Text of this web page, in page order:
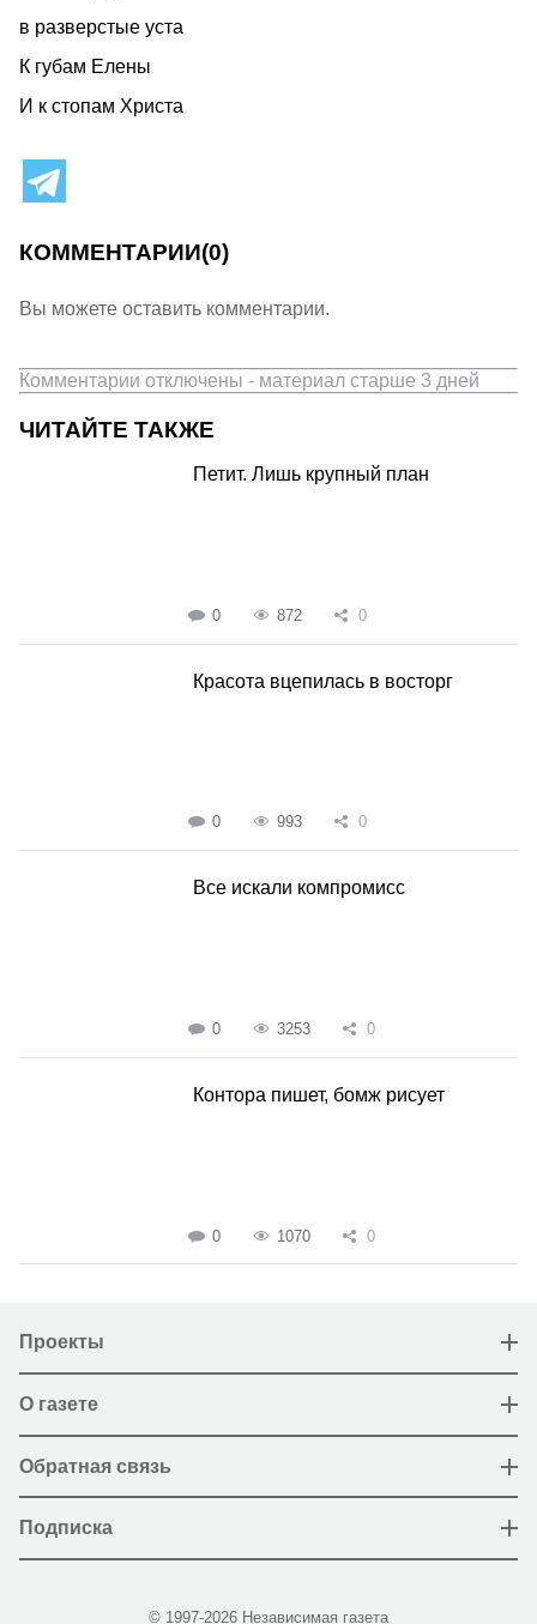
в разверстые уста
К губам Елены
И к стопам Христа
КОММЕНТАРИИ(0)
Вы можете оставить комментарии.
Комментарии отключены - материал старше 3 дней
ЧИТАЙТЕ ТАКЖЕ
Петит. Лишь крупный план
0 872 0
Красота вцепилась в восторг
0 993 0
Все искали компромисс
0 3253 0
Контора пишет, бомж рисует
0 1070 0
Проекты
О газете
Обратная связь
Подписка
© 1997-2026 Независимая газета